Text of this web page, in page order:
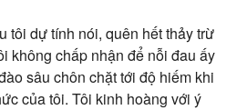
tôi dự tính nói, quên hết thảy trừ
không chấp nhận để nỗi đau ấy
sâu chôn chặt tới độ hiếm khi
của tôi. Tôi kinh hoàng với ý